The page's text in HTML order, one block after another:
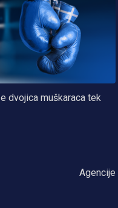
dvojica muškaraca tek
Agencije